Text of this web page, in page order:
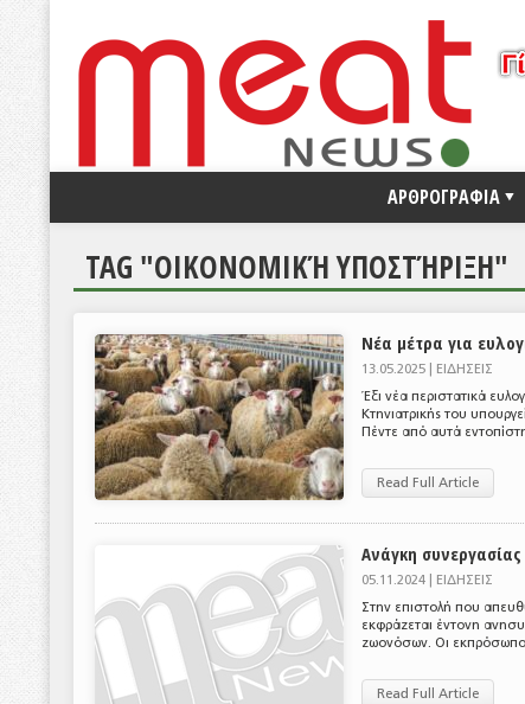
ΑΡΘΡΟΓΡΑΦΙΑ
TAG "ΟΙΚΟΝΟΜΙΚΉ ΥΠΟΣΤΉΡΙΞΗ"
Νέα μέτρα για
13.05.2025 | ΕΙΔΗΣΕΙΣ
Έξι νέα περιστατικά
Κτηνιατρικής του
Πέντε από αυτά
Read Full Article
Ανάγκη
05.11.2024 | ΕΙΔΗΣΕΙΣ
Στην επιστολή που
εκφράζεται έντονη
ζωονόσων. Οι εκπρόσωποι
Read Full Article